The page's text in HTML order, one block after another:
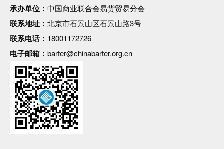
承办单位： 中国商业联合会易货贸易分会
联系地址： 北京市石景山区石景山路3号
联系电话： 18001172726
电子邮箱： barter@chinabarter.org.cn